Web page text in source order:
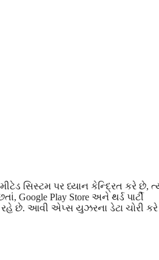
સિસ્ટમ પર ધ્યાન કેન્દ્રિત કરે છે,
Play Store અને થર્ડ પાર્ટી
રહે છે. આવી એપ્સ યુઝરના ડેટા ચોરી